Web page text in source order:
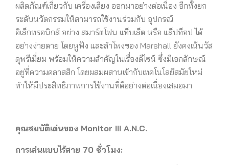
ผลิตภัณฑ์เกี่ยวกับ เครื่องเสียง ออกมาอย่างต่อเนื่อง อีกทั้งยก
ระดับนวัตกรรมให้สามารถใช้งานร่วมกับ อุปกรณ์
อิเล็กทรอนิกส์ อย่าง สมาร์ตโฟน แท็บเล็ต หรือ แล็ปท็อป ได้
อย่างง่ายดาย โดยหูฟัง และลำโพงของ Marshall ยังคงเน้นวัส
ดุพรีเมี่ยม พร้อมให้ความสำคัญในเรื่องดีไซน์ ซึ่งมีเอกลักษณ์
อยู่ที่ความคลาสสิก โดยผสมผสานเข้ากับเทคโนโลยีสมัยใหม่
ทำให้มีประสิทธิภาพการใช้งานที่ดีอย่างต่อเนื่องเสมอมา
คุณสมบัติเด่นของ Monitor III A.N.C.
การเล่นแบบไร้สาย 70 ชั่วโมง: